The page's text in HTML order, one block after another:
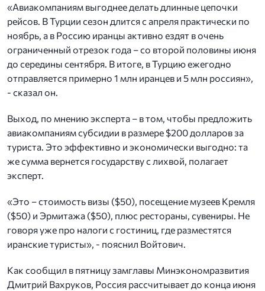
«Авиакомпаниям выгоднее делать длинные цепочки
рейсов. В Турции сезон длится с апреля практически по
ноябрь, а в Россию иранцы активно ездят в очень
ограниченный отрезок года – со второй половины июня
до середины сентября. В итоге, в Турцию ежегодно
отправляется примерно 1 млн иранцев и 5 млн россиян»,
- сказал он.
Выход, по мнению эксперта – в том, чтобы предложить
авиакомпаниям субсидии в размере $200 долларов за
туриста. Это эффективно и экономически выгодно: та
же сумма вернется государству с лихвой, полагает
эксперт.
«Это – стоимость визы ($50), посещение музеев Кремля
($50) и Эрмитажа ($50), плюс рестораны, сувениры. Не
говоря уже про налоги с гостиниц, где разместятся
иранские туристы», - пояснил Войтович.
Как сообщил в пятницу замглавы Минэкономразвития
Дмитрий Вахруков, Россия рассчитывает до конца июня